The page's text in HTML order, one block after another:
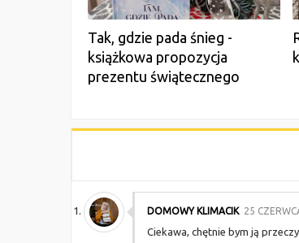
Tak, gdzie pada śnieg -
książkowa propozycja
prezentu świątecznego
DOMOWY KLIMACIK 25
Ciekawa, chętnie bym ją